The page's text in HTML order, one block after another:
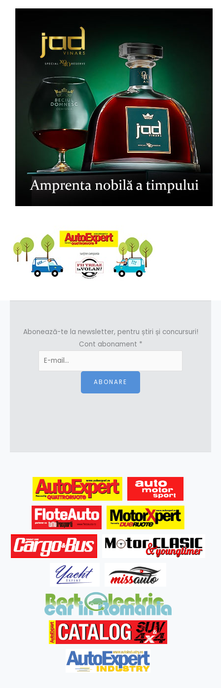
Abonează-te la newsletter, pentru știri și concursuri!
Cont abonament *
ABONARE